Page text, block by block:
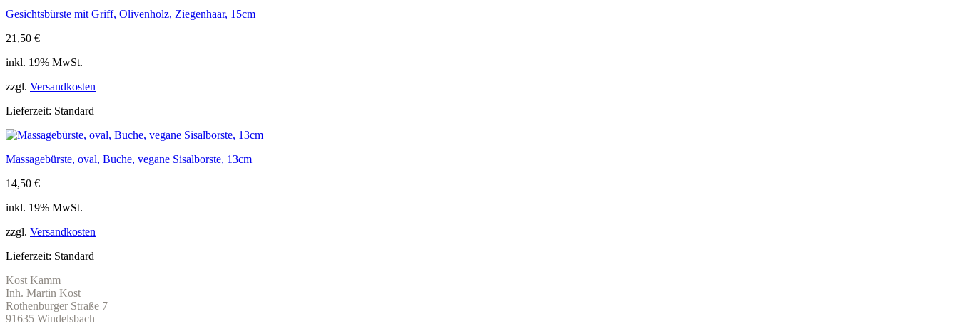
Gesichtsbürste mit Griff, Olivenholz, Ziegenhaar, 15cm
21,50 €
inkl. 19% MwSt.
zzgl. Versandkosten
Lieferzeit: Standard
Massagebürste, oval, Buche, vegane Sisalborste, 13cm
14,50 €
inkl. 19% MwSt.
zzgl. Versandkosten
Lieferzeit: Standard
Kost Kamm
Inh. Martin Kost
Rothenburger Straße 7
91635 Windelsbach